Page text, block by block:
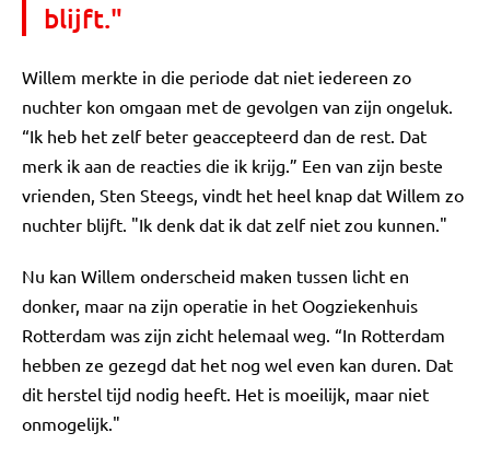
blijft."
Willem merkte in die periode dat niet iedereen zo
nuchter kon omgaan met de gevolgen van zijn ongeluk.
“Ik heb het zelf beter geaccepteerd dan de rest. Dat
merk ik aan de reacties die ik krijg.” Een van zijn beste
vrienden, Sten Steegs, vindt het heel knap dat Willem zo
nuchter blijft. "Ik denk dat ik dat zelf niet zou kunnen."
Nu kan Willem onderscheid maken tussen licht en
donker, maar na zijn operatie in het Oogziekenhuis
Rotterdam was zijn zicht helemaal weg. “In Rotterdam
hebben ze gezegd dat het nog wel even kan duren. Dat
dit herstel tijd nodig heeft. Het is moeilijk, maar niet
onmogelijk."